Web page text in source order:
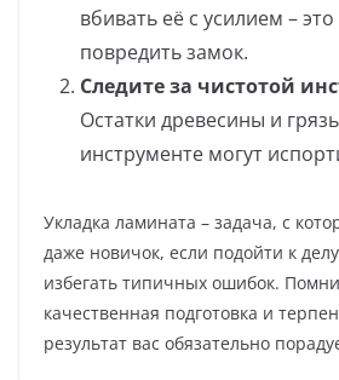
вбивать её с усилием –
повредить замок.
Следите за чистотой
Остатки древесины и
инструменте могут
Укладка ламината – задача, с
даже новичок, если подойти к
избегать типичных ошибок.
качественная подготовка и
результат вас обязательно